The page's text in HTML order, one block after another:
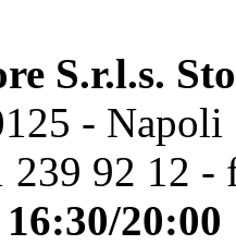
S.r.l.s.
- Napoli
92 12 -
20:00